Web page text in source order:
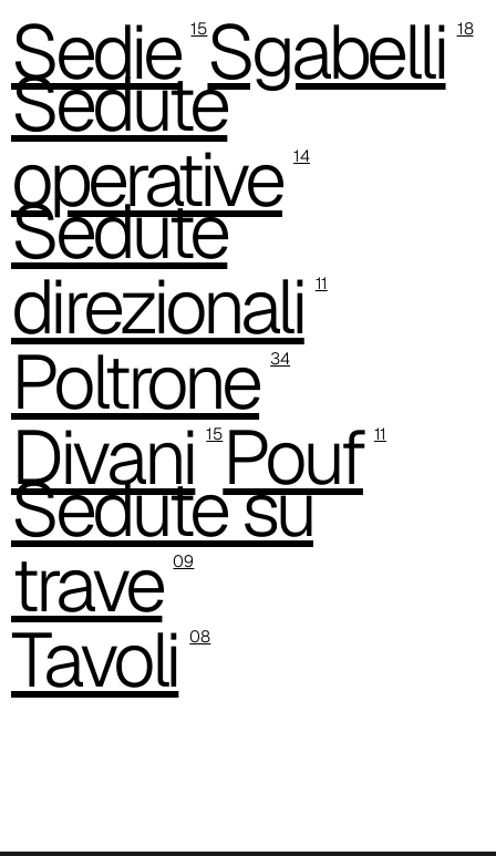
Sedie 15Sgabelli 18
Sedute
operative 14
Sedute
direzionali 11
Poltrone 34
Divani 15Pouf 11
Sedute su
trave 09
Tavoli 08